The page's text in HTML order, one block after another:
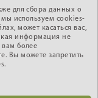
для сбора данных о
мы используем cookies-
может касаться вас,
информация не
более
Вы можете запретить